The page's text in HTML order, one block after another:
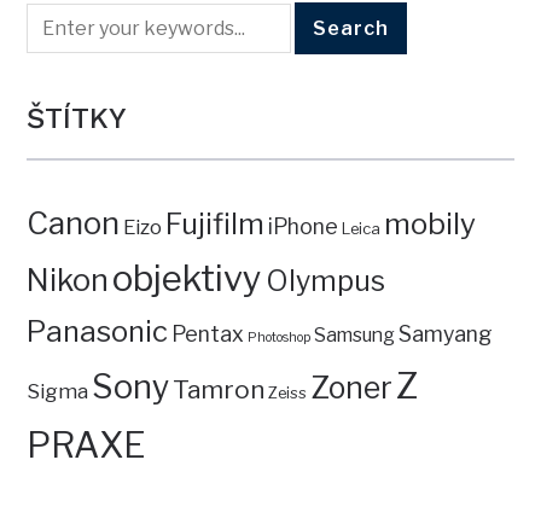
ŠTÍTKY
Canon Eizo Fujifilm iPhone Leica mobily
Nikon objektivy Olympus
Panasonic Pentax Photoshop SamsungSamyang
Sigma SonyTamron Zeiss ZonerZ
PRAXE